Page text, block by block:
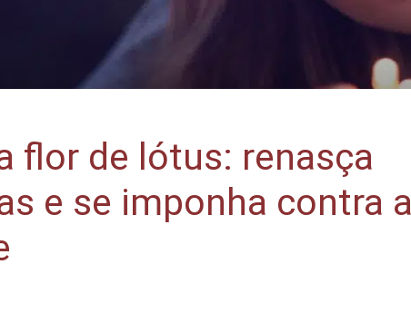
flor de lótus: renasça
e se imponha contra a